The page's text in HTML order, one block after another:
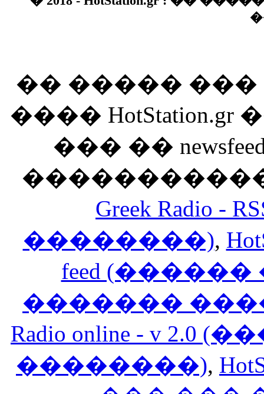
�� �����
����
��� ��
Greek Radio
��������),
feed
�������
Radio online - v
��������),